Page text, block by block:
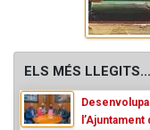
ELS MÉS LLEGITS...
l’Ajuntament